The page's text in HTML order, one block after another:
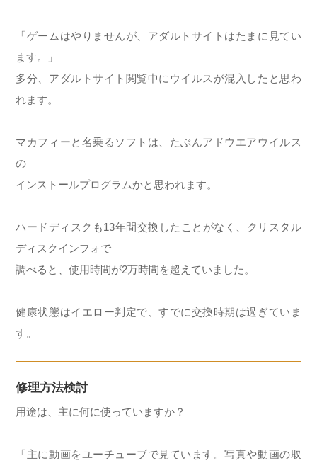
「ゲームはやりませんが、アダルトサイトはたまに見てい
ます。」
多分、アダルトサイト閲覧中にウイルスが混入したと思わ
れます。
マカフィーと名乗るソフトは、たぶんアドウエアウイルス
の
インストールプログラムかと思われます。
ハードディスクも13年間交換したことがなく、クリスタル
ディスクインフォで
調べると、使用時間が2万時間を超えていました。
健康状態はイエロー判定で、すでに交換時期は過ぎていま
す。
修理方法検討
用途は、主に何に使っていますか？
「主に動画をユーチューブで見ています。写真や動画の取